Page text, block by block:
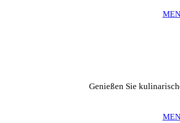
Genießen Sie